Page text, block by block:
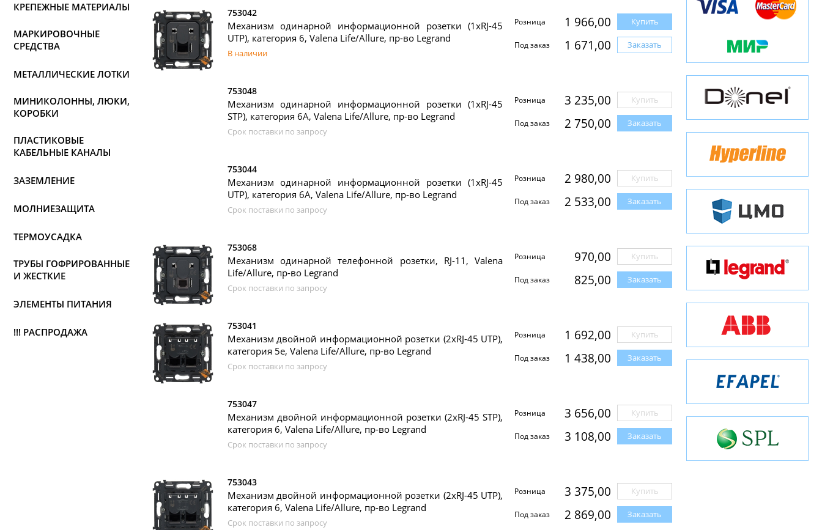
КРЕПЕЖНЫЕ МАТЕРИАЛЫ
МАРКИРОВОЧНЫЕ
СРЕДСТВА
МЕТАЛЛИЧЕСКИЕ ЛОТКИ
МИНИКОЛОННЫ, ЛЮКИ,
КОРОБКИ
ПЛАСТИКОВЫЕ
КАБЕЛЬНЫЕ КАНАЛЫ
ЗАЗЕМЛЕНИЕ
МОЛНИЕЗАЩИТА
ТЕРМОУСАДКА
ТРУБЫ ГОФРИРОВАННЫЕ
И ЖЕСТКИЕ
ЭЛЕМЕНТЫ ПИТАНИЯ
!!! РАСПРОДАЖА
753042
Механизм одинарной информационной розетки (1xRJ-45
UTP), категория 6, Valena Life/Allure, пр-во Legrand
В наличии
Розница 1 966,00 Купить
Под заказ 1 671,00 Заказать
753048
Механизм одинарной информационной розетки (1xRJ-45
STP), категория 6A, Valena Life/Allure, пр-во Legrand
Срок поставки по запросу
Розница 3 235,00 Купить
Под заказ 2 750,00 Заказать
753044
Механизм одинарной информационной розетки (1xRJ-45
UTP), категория 6A, Valena Life/Allure, пр-во Legrand
Срок поставки по запросу
Розница 2 980,00 Купить
Под заказ 2 533,00 Заказать
753068
Механизм одинарной телефонной розетки, RJ-11, Valena
Life/Allure, пр-во Legrand
Срок поставки по запросу
Розница 970,00 Купить
Под заказ 825,00 Заказать
753041
Механизм двойной информационной розетки (2xRJ-45 UTP),
категория 5e, Valena Life/Allure, пр-во Legrand
Срок поставки по запросу
Розница 1 692,00 Купить
Под заказ 1 438,00 Заказать
753047
Механизм двойной информационной розетки (2xRJ-45 STP),
категория 6, Valena Life/Allure, пр-во Legrand
Срок поставки по запросу
Розница 3 656,00 Купить
Под заказ 3 108,00 Заказать
753043
Механизм двойной информационной розетки (2xRJ-45 UTP),
категория 6, Valena Life/Allure, пр-во Legrand
Срок поставки по запросу
Розница 3 375,00 Купить
Под заказ 2 869,00 Заказать